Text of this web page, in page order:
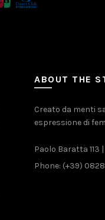
ABOUT THE
Creato da menti
espressione di
Paolo Baratta
Phone: (+39)